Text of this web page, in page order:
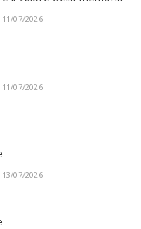
11/07/2026
11/07/2026
13/07/2026